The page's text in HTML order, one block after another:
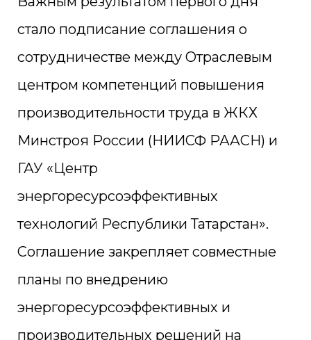
стало подписание соглашения о
сотрудничестве между Отраслевым
центром компетенций повышения
производительности труда в ЖКХ
Минстроя России (НИИСФ РААСН) и
ГАУ «Центр
энергоресурсоэффективных
технологий Республики Татарстан».
Соглашение закрепляет совместные
планы по внедрению
энергоресурсоэффективных и
производительных решений на